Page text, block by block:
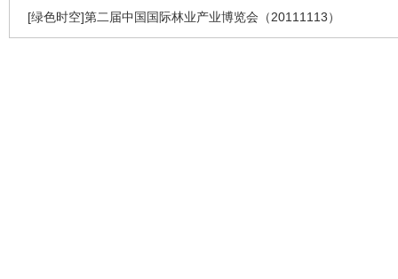
[绿色时空]第二届中国国际林业产业博览会（20111113）